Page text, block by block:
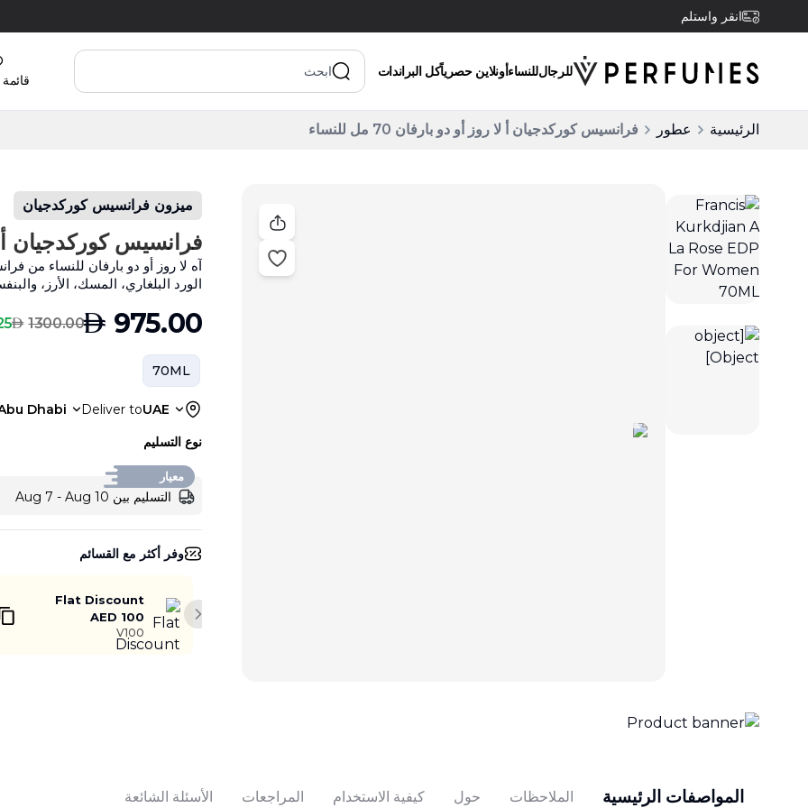
انقر واستلم
للرجالللنساءأونلاين حصرياًكل البراندات
الرئيسية عطور فرانسيس كوركدجيان أ لا روز أو دو بارفان 70 مل للنساء
ميزون فرانسيس كوركدجيان
فرانسيس كوركدجيان أ لا روز
آه لا روز أو دو بارفان للنساء من
الورد البلغاري، المسك، الأرز،
AED 975.00
AED 1300.00
Off
70ML
Deliver toUAE
Dhabi
نوع التسليم
معيار
التسليم بين Aug 7 - Aug 10
وفر أكثر مع القسائم
Flat Discount
AED 100
V100
Next slide
المواصفات الرئيسية الملاحظات حول كيفية الاستخدام المراجعات الأسئلة الشائعة